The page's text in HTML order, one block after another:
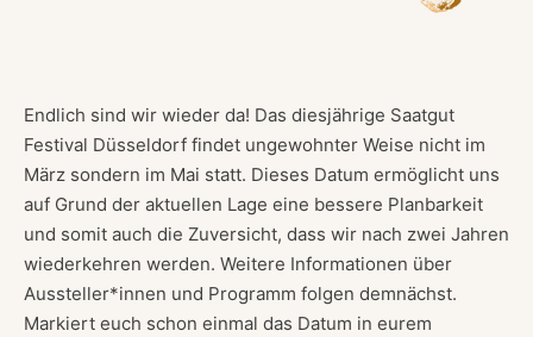
Endlich sind wir wieder da! Das diesjährige Saatgut
Festival Düsseldorf findet ungewohnter Weise nicht im
März sondern im Mai statt. Dieses Datum ermöglicht uns
auf Grund der aktuellen Lage eine bessere Planbarkeit
und somit auch die Zuversicht, dass wir nach zwei Jahren
wiederkehren werden. Weitere Informationen über
Aussteller*innen und Programm folgen demnächst.
Markiert euch schon einmal das Datum in eurem